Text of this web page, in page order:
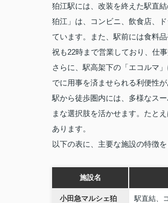
狛江駅には、改装を終えた駅直
狛江」は、コンビニ、飲食店、
ています。また、駅前には食料
祝も22時まで営業しており、仕
さらに、駅高架下の「エコルマ
でに用事を済ませられる利便性が
駅から徒歩圏内には、多様なス
まな選択肢を活かせます。たと
あります。
以下の表に、主要な施設の特徴を
施設名
小田急マルシェ狛
駅直結、